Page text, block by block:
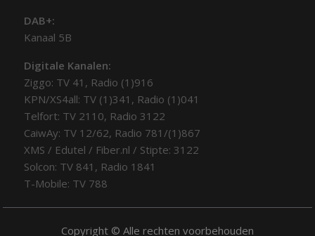
DAB+:
Kanaal 5B
Digitale Kanalen:
Ziggo: TV 41, Radio (1)916
KPN/XS4all: TV (1)341, Radio (1)041
Telfort: TV 2110, Radio 3122
CaiwAy: TV 12/62, Radio 781/(1)867
XMS / Edutel / Fiber.nl / Stipte: 3122
Solcon: TV 841, Radio 1841
T-Mobile: TV 788
Copyright © Alle rechten voorbehouden